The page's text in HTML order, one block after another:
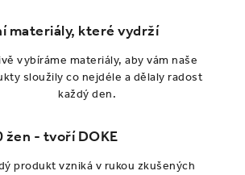
materiály, které vydrží
vybíráme materiály, aby vám naše
sloužily co nejdéle a dělaly radost
každý den.
žen - tvoří DOKE
produkt vzniká v rukou zkušených